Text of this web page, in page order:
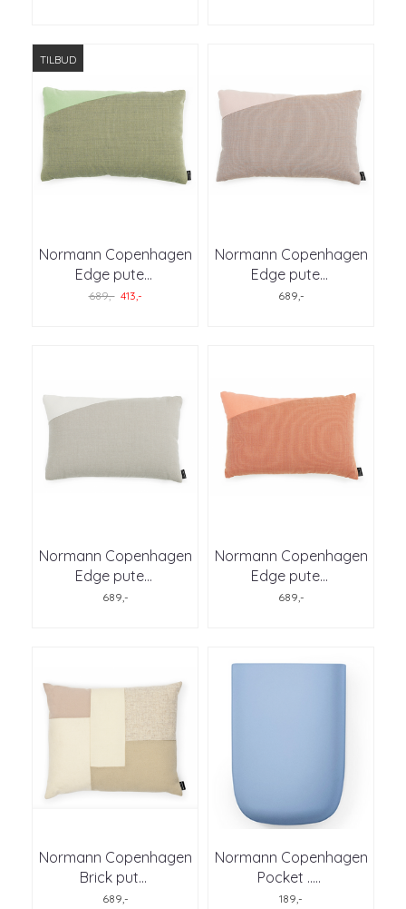
TILBUD
Normann Copenhagen
Edge pute...
689,- 413,-
Normann Copenhagen
Edge pute...
689,-
Normann Copenhagen
Edge pute...
689,-
Normann Copenhagen
Edge pute...
689,-
Normann Copenhagen
Brick put...
689,-
Normann Copenhagen
Pocket .....
189,-